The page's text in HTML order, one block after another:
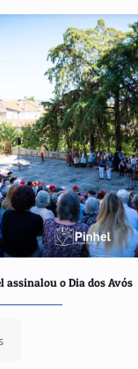
o Dia dos Avós